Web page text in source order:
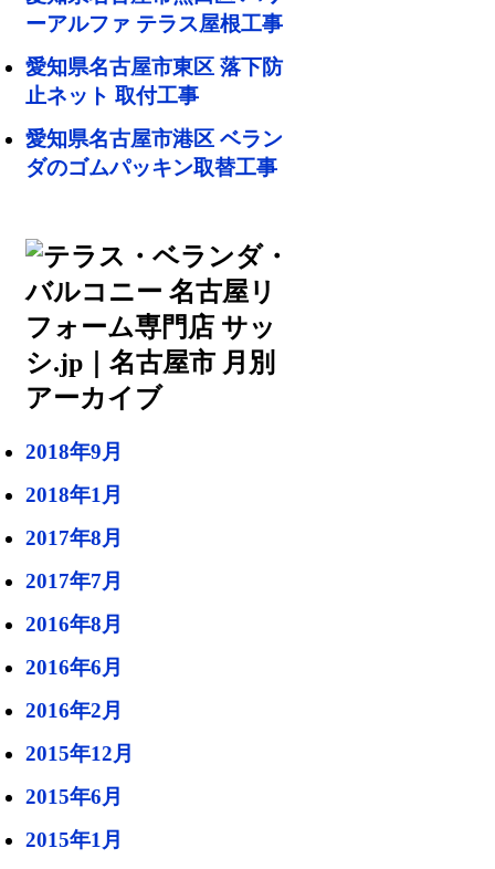
ーアルファ テラス屋根工事
愛知県名古屋市東区 落下防
止ネット 取付工事
愛知県名古屋市港区 ベラン
ダのゴムパッキン取替工事
2018年9月
2018年1月
2017年8月
2017年7月
2016年8月
2016年6月
2016年2月
2015年12月
2015年6月
2015年1月